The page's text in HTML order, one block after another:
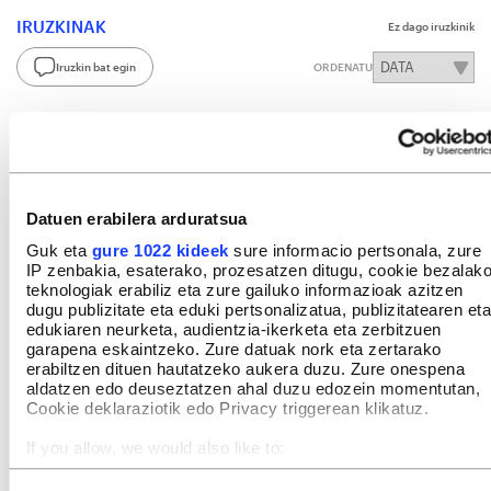
Datuen erabilera arduratsua
Guk eta gure 1022 kideek sure informacio pertsonala, zure
IP zenbakia, esaterako, prozesatzen ditugu, cookie bezalako
teknologiak erabiliz eta zure gailuko informazioak azitzen
dugu publizitate eta eduki pertsonalizatua, publizitatearen eta
edukiaren neurketa, audientzia-ikerketa eta zerbitzuen
garapena eskaintzeko. Zure datuak nork eta zertarako
erabiltzen dituen hautatzeko aukera duzu. Zure onespena
aldatzen edo deuseztatzen ahal duzu edozein momentutan,
Cookie deklaraziotik edo Privacy triggerean klikatuz.
If you allow, we would also like to:
Collect information about your geographical location
IRUZKINAK Ez dago iruzkinik
Iruzkin bat egin ORDENATU